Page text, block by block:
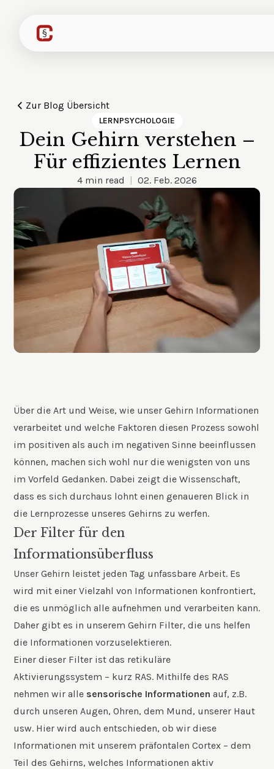
Zur Blog Übersicht
LERNPSYCHOLOGIE
Dein Gehirn verstehen –
Für effizientes Lernen
4 min read | 02. Feb. 2026
Über die Art und Weise, wie unser Gehirn Informationen
verarbeitet und welche Faktoren diesen Prozess sowohl
im positiven als auch im negativen Sinne beeinflussen
können, machen sich wohl nur die wenigsten von uns
im Vorfeld Gedanken. Dabei zeigt die Wissenschaft,
dass es sich durchaus lohnt einen genaueren Blick in
die Lernprozesse unseres Gehirns zu werfen.
Der Filter für den
Informationsüberfluss
Unser Gehirn leistet jeden Tag unfassbare Arbeit. Es
wird mit einer Vielzahl von Informationen konfrontiert,
die es unmöglich alle aufnehmen und verarbeiten kann.
Daher gibt es in unserem Gehirn Filter, die uns helfen
die Informationen vorzuselektieren.
Einer dieser Filter ist das retikuläre
Aktivierungssystem – kurz RAS. Mithilfe des RAS
nehmen wir alle sensorische Informationen auf, z.B.
durch unseren Augen, Ohren, dem Mund, unserer Haut
usw. Hier wird auch entschieden, ob wir diese
Informationen mit unserem präfontalen Cortex – dem
Teil des Gehirns, welches Informationen aktiv